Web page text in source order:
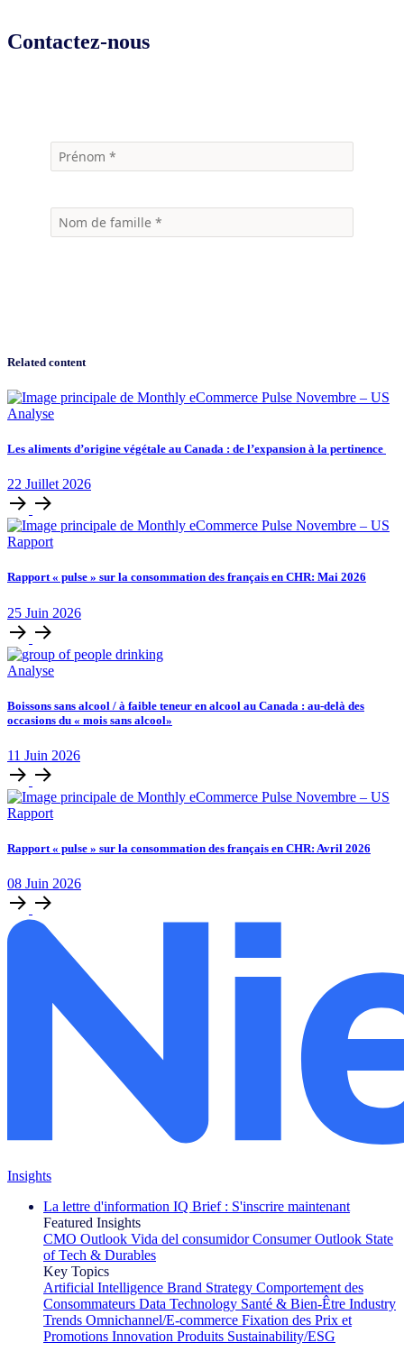
Contactez-nous
Related content
Analyse
Les aliments d’origine végétale au Canada : de l’expansion à la pertinence
22 Juillet 2026
Rapport
Rapport « pulse » sur la consommation des français en CHR: Mai 2026
25 Juin 2026
Analyse
Boissons sans alcool / à faible teneur en alcool au Canada : au-delà des
occasions du « mois sans alcool»
11 Juin 2026
Rapport
Rapport « pulse » sur la consommation des français en CHR: Avril 2026
08 Juin 2026
Insights
La lettre d'information IQ Brief : S'inscrire maintenant
Featured Insights
CMO Outlook Vida del consumidor Consumer Outlook State
of Tech & Durables
Key Topics
Artificial Intelligence Brand Strategy Comportement des
Consommateurs Data Technology Santé & Bien-Être Industry
Trends Omnichannel/E-commerce Fixation des Prix et
Promotions Innovation Produits Sustainability/ESG